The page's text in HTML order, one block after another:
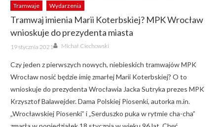
Tramwaje Wydarzenia
Tramwaj imienia Marii Koterbskiej? MPK Wrocław
wnioskuje do prezydenta miasta
Posted
on
19 stycznia 2021 Author
Michał Ciechowski
Czy jeden z pierwszych nowych, niebieskich tramwajów MPK
Wrocław nosić będzie imię zmarłej Marii Koterbskiej? O to
wnioskuje do prezydenta Wrocławia Jacka Sutryka prezes MPK
Krzysztof Balawejder. Dama Polskiej Piosenki, autorka m.in.
„Wrocławskiej Piosenki” i „Serduszko puka w rytmie cha-cha”